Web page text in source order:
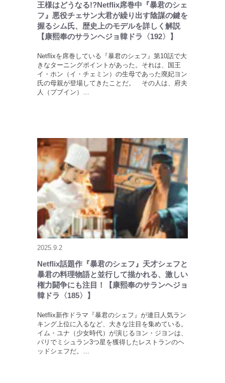
王様はどうなる!?Netflix席巻中『暴君のシェ
フ』悪役チェサン大君が繰り出す陰謀の鍵を
握るシム氏、歴史上のモデルを詳しく解説
【康熙奉のサランヘジョ韓ドラ〈192〉】
Netflixを席巻している『暴君のシェフ』第10話で大
きなターニングポイントがあった。それは、国王
イ・ホン（イ・チェミン）の生母であった廃妃ヨン
氏の母親が登場してきたことだ。 その人は、府夫
人（プブイン）…
2025.9.2
Netflix話題作『暴君のシェフ』天才シェフと
暴君の料理物語と並行して描かれる、激しい
権力闘争にも注目！【康熙奉のサランヘジョ
韓ドラ〈185〉】
Netflix新作ドラマ『暴君のシェフ』が連日人気ラン
キング上位に入るなど、大きな注目を集めている。
イム・ユナ（少女時代）が演じるヨン・ジヨンは、
パリでミシュラン3つ星を獲得したレストランのヘ
ッドシェフだ。…